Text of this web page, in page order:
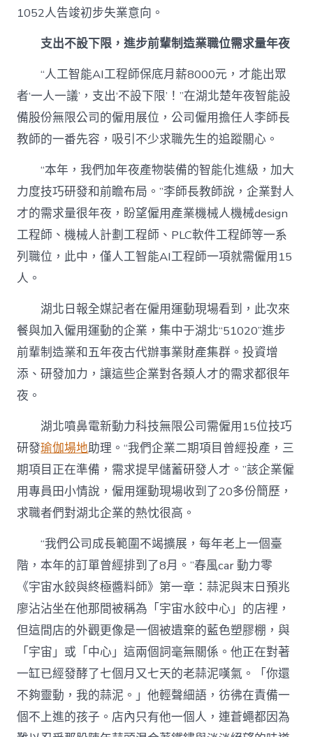
業
生
竣
失
業
意
向〉
中
1052人告竣初步失業意向。
支出不設下限，進步前輩制造業職位需求量年夜
“人工智能AI工程師保底月薪8000元，才能出眾
者‘一人一議’，支出‘不設下限’！”在湖北楚年夜智能設
備股份無限公司的僱用展位，公司僱用擔任人李師長
教師的一番先容，吸引不少求職先生的追蹤關心。
“本年，我們加年夜產物裝備的智能化進級，加大
力度技巧研發和前瞻布局。”李師長教師說，企業對人
才的需求量很年夜，盼望僱用產業機械人機械design
工程師、機械人計劃工程師、PLC軟件工程師等一系
列職位，此中，僅人工智能AI工程師一項就需僱用15
人。
湖北日報全媒記者在僱用運動現場看到，此次來
餐與加入僱用運動的企業，集中于湖北“51020”進步
前輩制造業和五年夜古代辦事業財產集群。投資增
添、研發加力，讓這些企業對各類人才的需求都很年
夜。
湖北噴鼻電新動力科技無限公司需僱用15位技巧
研發瑜伽場地助理。“我們企業二期項目曾經投產，三
期項目正在準備，需求提早儲蓄研發人才。”該企業僱
用專員田小情說，僱用運動現場收到了20多份簡歷，
求職者們對湖北企業的熱忱很高。
“我們公司成長範圍不竭擴展，每年老上一個臺
階，本年的訂單曾經排到了8月。”春風car 動力零
《宇宙水餃與終極醬料師》第一章：蒜泥與末日預兆
廖沾沾坐在他那間被稱為「宇宙水餃中心」的店裡，
但這間店的外觀更像是一個被遺棄的藍色塑膠棚，與
「宇宙」或「中心」這兩個詞毫無關係。他正在對著
一缸已經發酵了七個月又七天的老蒜泥嘆氣。「你還
不夠靈動，我的蒜泥。」他輕聲細語，彷彿在責備一
個不上進的孩子。店內只有他一個人，連蒼蠅都因為